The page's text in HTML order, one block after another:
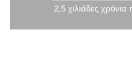
2,5 χιλιάδες